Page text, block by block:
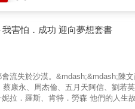
體平台「一件襯衫」、出了一本書
，蜷曲在一片溫暖褐色的土壤裡，
愛的本能。也因為丟失了某部分的自己，於是不再完
聊聊的過程中理解到：「我似乎再差一點點，就能治
回到當初亟欲逃離的起點，和貓咪一起緩
卻沒有歸屬感。 原來和一個不懂自己的人說心事，是這麼孤單的感
自己的人，以愛之名住在同一個屋
害怕．成功 迎向夢想套書
陳文茜 你不用急著完成你的夢想，可是你要不斷地靠近夢想。&mdash;&mdash;蔡康
康永、周杰倫、五月天阿信、劉若
也是懷抱著夢想的你的故事。 獻給即將啟程和正在夢想路上的你，最有力量的信念